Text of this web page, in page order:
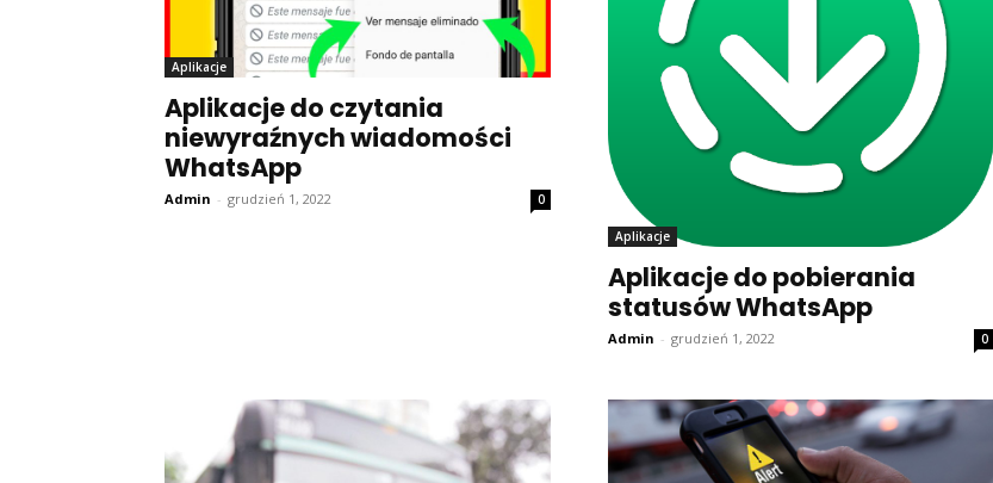
Aplikacje
Aplikacje do czytania
niewyraźnych wiadomości
WhatsApp
Admin - grudzień 1, 2022 0
Aplikacje
Aplikacje do pobierania
statusów WhatsApp
Admin - grudzień 1, 2022 0